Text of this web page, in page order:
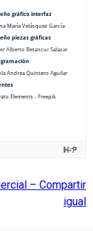
– Compartir
igual